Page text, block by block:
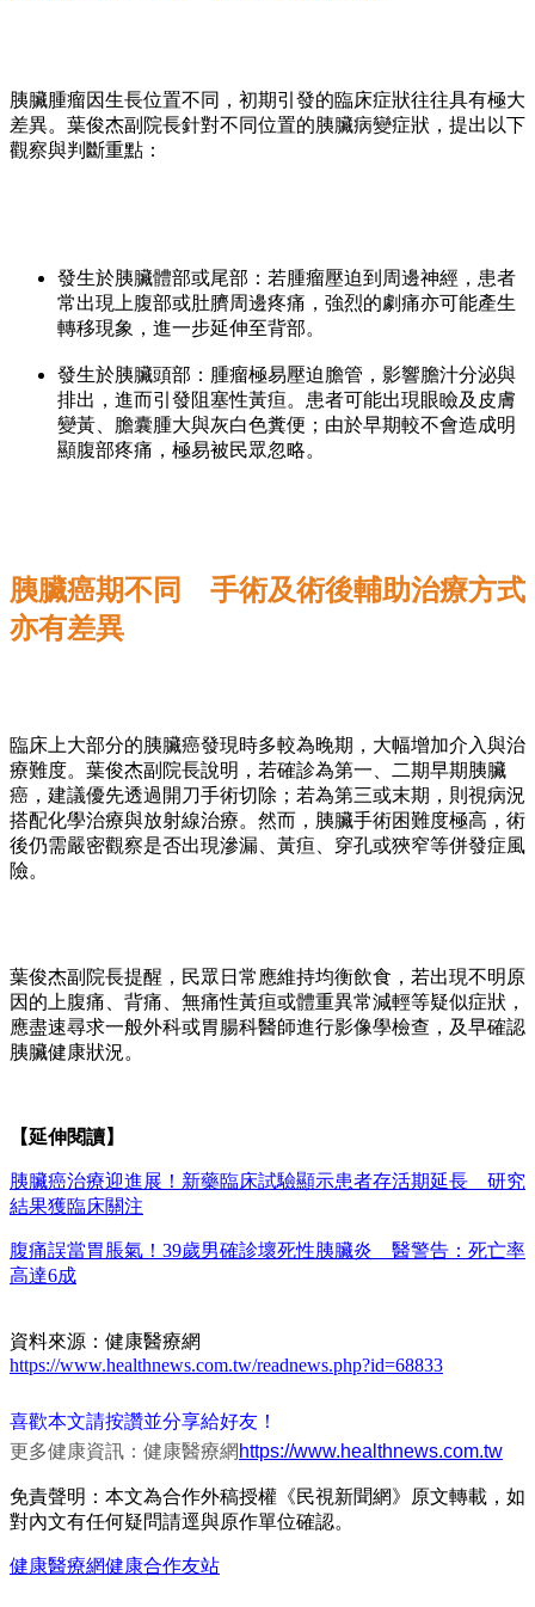
胰臟腫瘤因生長位置不同，初期引發的臨床症狀往往具有極大
差異。葉俊杰副院長針對不同位置的胰臟病變症狀，提出以下
觀察與判斷重點：
發生於胰臟體部或尾部：若腫瘤壓迫到周邊神經，患者
常出現上腹部或肚臍周邊疼痛，強烈的劇痛亦可能產生
轉移現象，進一步延伸至背部。
發生於胰臟頭部：腫瘤極易壓迫膽管，影響膽汁分泌與
排出，進而引發阻塞性黃疸。患者可能出現眼瞼及皮膚
變黃、膽囊腫大與灰白色糞便；由於早期較不會造成明
顯腹部疼痛，極易被民眾忽略。
胰臟癌期不同 手術及術後輔助治療方式
亦有差異
臨床上大部分的胰臟癌發現時多較為晚期，大幅增加介入與治
療難度。葉俊杰副院長說明，若確診為第一、二期早期胰臟
癌，建議優先透過開刀手術切除；若為第三或末期，則視病況
搭配化學治療與放射線治療。然而，胰臟手術困難度極高，術
後仍需嚴密觀察是否出現滲漏、黃疸、穿孔或狹窄等併發症風
險。
葉俊杰副院長提醒，民眾日常應維持均衡飲食，若出現不明原
因的上腹痛、背痛、無痛性黃疸或體重異常減輕等疑似症狀，
應盡速尋求一般外科或胃腸科醫師進行影像學檢查，及早確認
胰臟健康狀況。
【延伸閱讀】
胰臟癌治療迎進展！新藥臨床試驗顯示患者存活期延長 研究
結果獲臨床關注
腹痛誤當胃脹氣！39歲男確診壞死性胰臟炎 醫警告：死亡率
高達6成
資料來源：健康醫療網
https://www.healthnews.com.tw/readnews.php?id=68833
喜歡本文請按讚並分享給好友！
更多健康資訊：健康醫療網 https://www.healthnews.com.tw
免責聲明：本文為合作外稿授權《民視新聞網》原文轉載，如
對內文有任何疑問請逕與原作單位確認。
健康醫療網健康合作友站